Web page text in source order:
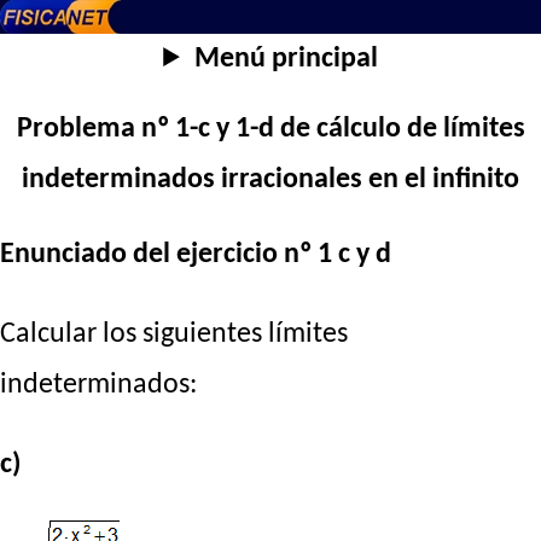
Menú principal
Problema nº 1-c y 1-d de cálculo de límites
indeterminados irracionales en el infinito
Enunciado del ejercicio nº 1 c y d
Calcular los siguientes límites
indeterminados:
c)